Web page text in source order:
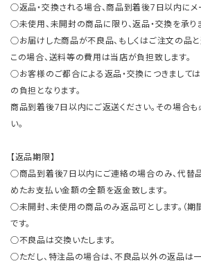
○返品・交換される場合、商品到着後7日以内にメ
○未使用、未開封の商品に限り、返品・交換を承り
○お届けした商品が不良品、もしくはご注文の品と
この場合、送料等の費用は当店が負担致します。
○お客様のご都合による返品・交換につきまして
の負担となります。
商品到着後7日以内にご返送ください。その場合
い。
【返品期限】
○商品到着後7日以内にご連絡の場合のみ、代替
めたお支払い金額の全額を返金致します。
○未開封、未使用の商品のみ返品可とします。（期
です。
○不良品は交換いたします。
○ただし、特注品の場合は、不良品以外の返品は